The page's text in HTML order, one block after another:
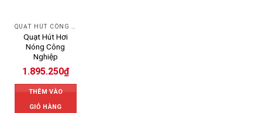
QUẠT HÚT CÔNG NGHIỆP
Quạt Hút Hơi
Nóng Công
Nghiệp
1.895.250₫
THÊM VÀO
GIỎ HÀNG